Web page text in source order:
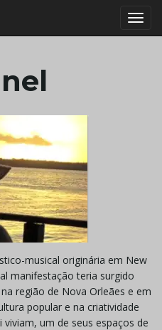
musical originária em New
manifestação teria surgido
região de Nova Orleães e em
popular e na criatividade
um de seus espaços de